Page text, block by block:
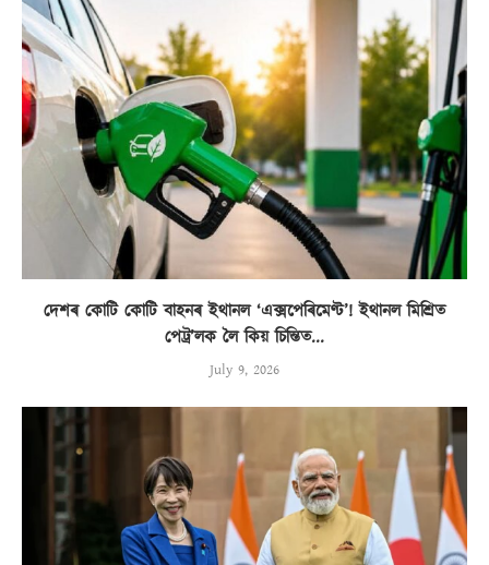
দেশৰ কোটি কোটি বাহনৰ ইথানল ‘এক্সপেৰিমেণ্ট’! ইথানল মিশ্ৰিত
পেট্ৰ’লক লৈ কিয় চিন্তিত...
July 9, 2026